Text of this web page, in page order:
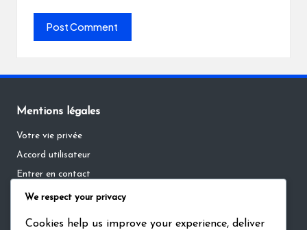
Mentions légales
Votre vie privée
Accord utilisateur
Entrer en contact
À propos
We respect your privacy
Cookies help us improve your experience, deliver